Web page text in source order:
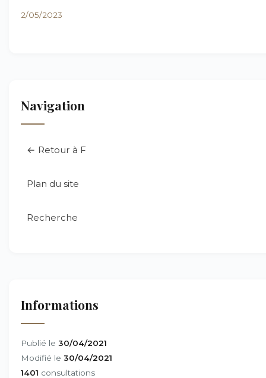
2/05/2023
Navigation
← Retour à F
Plan du site
Recherche
Informations
Publié le 30/04/2021
Modifié le 30/04/2021
1401 consultations